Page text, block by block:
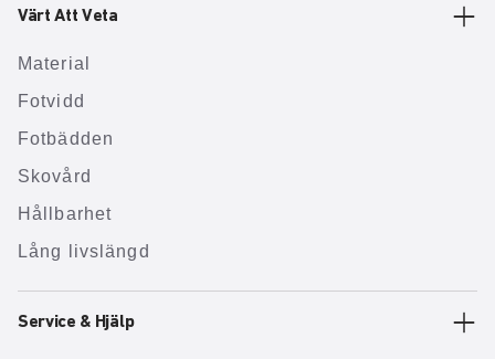
Värt Att Veta
Material
Fotvidd
Fotbädden
Skovård
Hållbarhet
Lång livslängd
Service & Hjälp